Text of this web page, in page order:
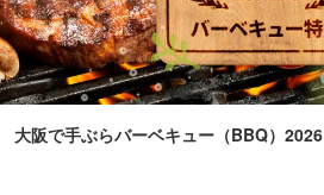
大阪で手ぶらバーベキュー（BBQ）2026